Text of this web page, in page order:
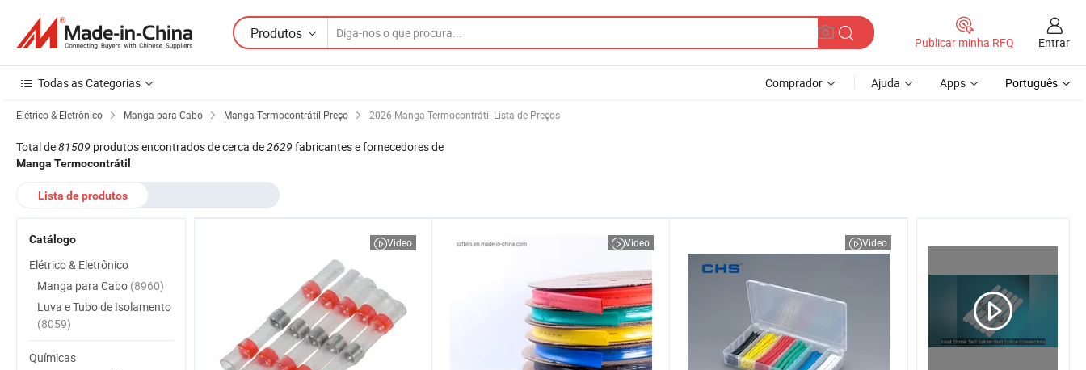
Produtos
Publicar minha RFQ Entrar
Todas as Categorias Comprador Ajuda Apps Português
Elétrico & Eletrônico Manga para Cabo Manga Termocontrátil Preço 2026 Manga Termocontrátil Lista de Preços
Total de81509 produtos encontrados de cerca de2629 fabricantes e fornecedores de
Manga Termocontrátil
Lista de produtos
Video Video Video
Catálogo
Elétrico & Eletrônico
Manga para Cabo (8960)
Luva e Tubo de Isolamento
(8059)
Químicas